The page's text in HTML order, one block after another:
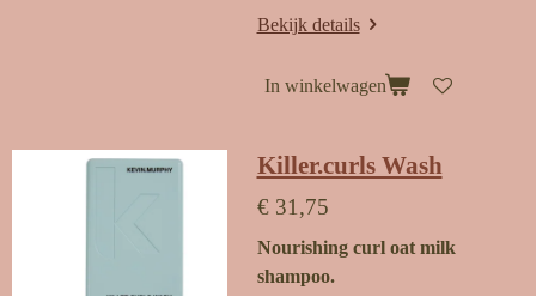
Bekijk details
In winkelwagen
Killer.curls Wash
€ 31,75
Nourishing curl oat milk
shampoo.